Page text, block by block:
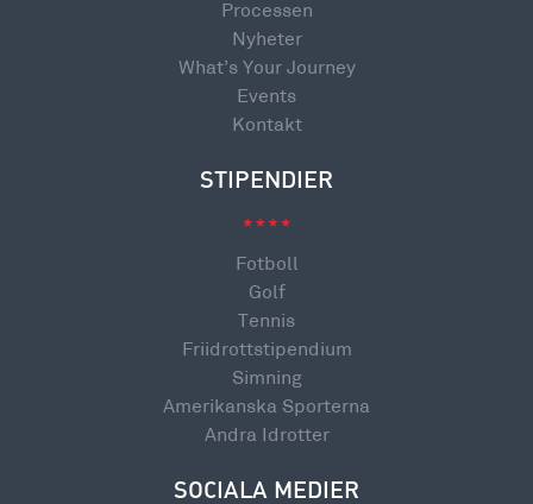
Processen
Nyheter
What’s Your Journey
Events
Kontakt
STIPENDIER
Fotboll
Golf
Tennis
Friidrottstipendium
Simning
Amerikanska Sporterna
Andra Idrotter
SOCIALA MEDIER